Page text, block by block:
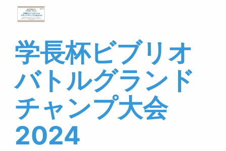
学長杯ビブリオ
バトルグランド
チャンプ大会
2024